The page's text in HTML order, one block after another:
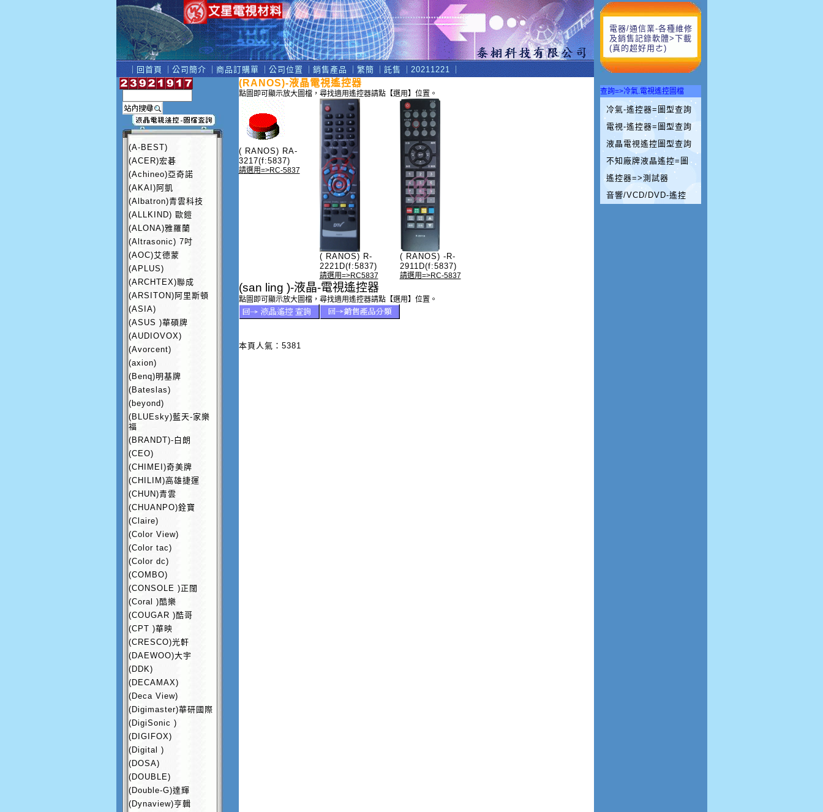
｜ 回首頁 ｜ 公司簡介 ｜商品訂購單 ｜ 公司位置 銷售產品 ｜ 繁簡 ｜ 託售 ｜20211221 ｜
(A-BEST)
(ACER)宏碁
(Achineo)亞奇諾
(AKAI)阿凱
(Albatron)青雲科技
(ALLKIND) 歐鎧
(ALONA)雅羅蘭
(Altrasonic) 7吋
(AOC)艾德蒙
(APLUS)
(ARCHTEX)聯成
(ARSITON)阿里斯頓
(ASIA)
(ASUS )華碩牌
(AUDIOVOX)
(Avorcent)
(axion)
(Benq)明基牌
(Bateslas)
(beyond)
(BLUEsky)藍天-家樂
福
(BRANDT)-白朗
(CEO)
(CHIMEI)奇美牌
(CHILIM)高雄捷運
(CHUN)青雲
(CHUANPO)銓寶
(Claire)
(Color View)
(Color tac)
(Color dc)
(COMBO)
(CONSOLE )正闊
(Coral )酷樂
(COUGAR )酷哥
(CPT )華映
(CRESCO)光軒
(DAEWOO)大宇
(DDK)
(DECAMAX)
(Deca View)
(Digimaster)華研國際
(DigiSonic )
(DIGIFOX)
(Digital )
(DOSA)
(DOUBLE)
(Double-G)達輝
(Dynaview)亨輯
(RANOS)-液晶電視遙控器
點圖即可顯示放大圖檔，尋找適用遙控器請點【選用】位置。
( RANOS) RA-
3217(f:5837)
請選用=>RC-5837
( RANOS) R-
2221D(f:5837)
請選用=>RC5837
( RANOS) -R-
2911D(f:5837)
請選用=>RC-5837
(san ling )-液晶-電視遙控器
點圖即可顯示放大圖檔，尋找適用遙控器請點【選用】位置。
本頁人氣：5381
電器/通信業-各種維修
及銷售記錄軟體>下載
(真的超好用ㄜ)
查詢=>冷氣.電視遙控圖檔
冷氣-遙控器=圖型查詢
電視-遙控器=圖型查詢
液晶電視遙控圖型查詢
不知廠牌液晶遙控=圖
遙控器=>測試器
音響/VCD/DVD-遙控